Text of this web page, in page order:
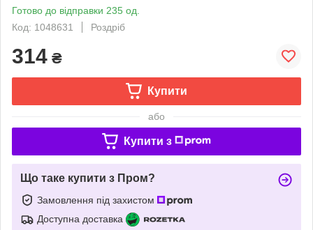
Готово до відправки 235 од.
Код: 1048631
Роздріб
314 ₴
Купити
або
Купити з
Що таке купити з Пром?
Замовлення під захистом
Доступна доставка